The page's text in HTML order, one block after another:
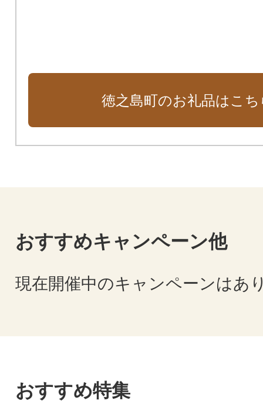
徳之島町のお礼品はこち
おすすめキャンペーン他
現在開催中のキャンペーンはあ
おすすめ特集